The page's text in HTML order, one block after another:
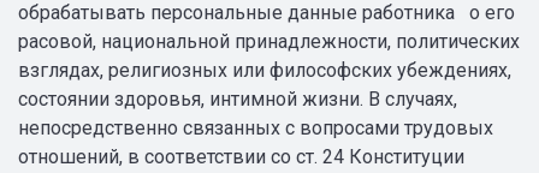
обрабатывать персональные данные работника о его
расовой, национальной принадлежности, политических
взглядах, религиозных или философских убеждениях,
состоянии здоровья, интимной жизни. В случаях,
непосредственно связанных с вопросами трудовых
отношений, в соответствии со ст. 24 Конституции